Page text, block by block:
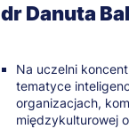
dr Danuta
Na uczelni
tematyce
organizacjach,
międzykulturowej